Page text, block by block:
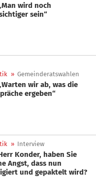
sein“
» Gemeinderatswahlen
ergeben“
» Interview
Angst, dass nun
und gepaktelt wird?